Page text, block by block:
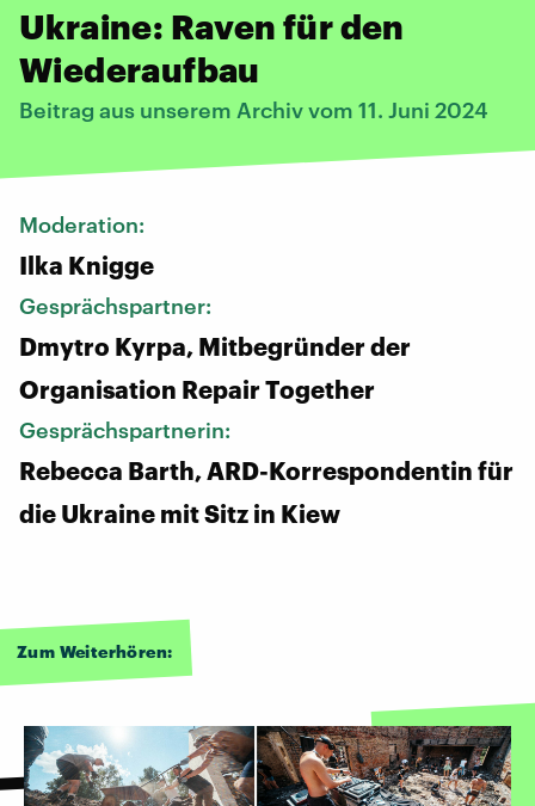
Ukraine: Raven für den
Wiederaufbau
Beitrag aus unserem Archiv vom 11. Juni 2024
Moderation:
Ilka Knigge
Gesprächspartner:
Dmytro Kyrpa, Mitbegründer der
Organisation Repair Together
Gesprächspartnerin:
Rebecca Barth, ARD-Korrespondentin für
die Ukraine mit Sitz in Kiew
Zum Weiterhören: